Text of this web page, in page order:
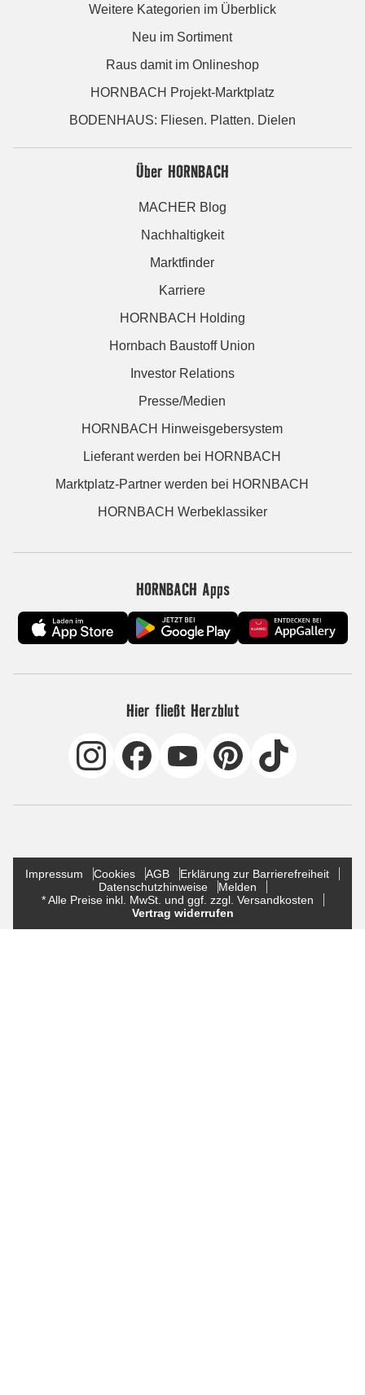
Weitere Kategorien im Überblick
Neu im Sortiment
Raus damit im Onlineshop
HORNBACH Projekt-Marktplatz
BODENHAUS: Fliesen. Platten. Dielen
Über HORNBACH
MACHER Blog
Nachhaltigkeit
Marktfinder
Karriere
HORNBACH Holding
Hornbach Baustoff Union
Investor Relations
Presse/Medien
HORNBACH Hinweisgebersystem
Lieferant werden bei HORNBACH
Marktplatz-Partner werden bei HORNBACH
HORNBACH Werbeklassiker
HORNBACH Apps
Hier fließt Herzblut
Impressum Cookies AGB
Erklärung zur Barrierefreiheit
Datenschutzhinweise
Melden
* Alle Preise inkl. MwSt. und ggf. zzgl. Versandkosten
Vertrag widerrufen